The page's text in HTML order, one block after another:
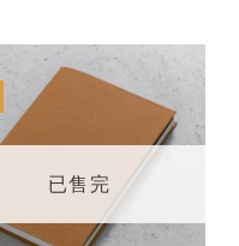
加入
「願
望輕
已售完